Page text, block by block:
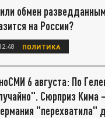
обмен
на России?
ПОЛИТИКА
6 августа: По
Сюрприз Кима
"перехватила"